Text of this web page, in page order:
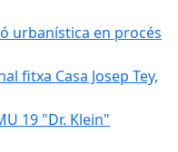
urbanística en procés
fitxa Casa Josep Tey,
19 "Dr. Klein"